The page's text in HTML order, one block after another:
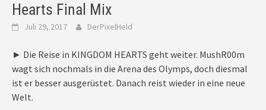
Hearts Final Mix
Juli 29, 2017 DerPixelHeld
► Die Reise in KINGDOM HEARTS geht weiter. MushR00m
wagt sich nochmals in die Arena des Olymps, doch diesmal
ist er besser ausgerüstet. Danach reist wieder in eine neue
Welt.